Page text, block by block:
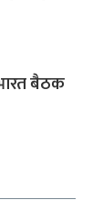
बैठक